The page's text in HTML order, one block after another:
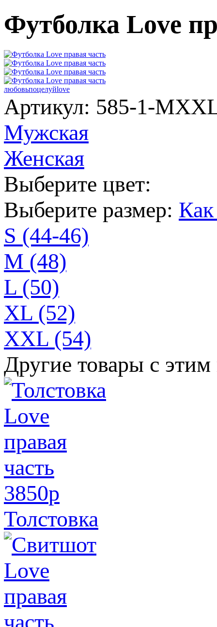
Футболка Love
любовьпоцелуйlove
Артикул: 585-1-
Мужская
Женская
Выберите цвет:
Выберите размер:
S (44-46)
M (48)
L (50)
XL (52)
XXL (54)
Другие товары с
3850p
Толстовка